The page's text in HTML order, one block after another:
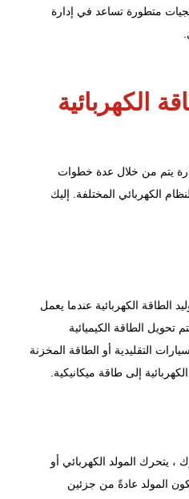
متطورة تساعد في إدارة
الكهربائية
يتم من خلال عدة خطوات
الكهربائي المختلفة. إليك
الطاقة الكهربائية عندما يعمل
تحويل الطاقة الكيميائية
التقليدية أو الطاقة المخزنة
إلى طاقة ميكانيكية.
، يتحرك المولد الكهربائي أو
المولد عادةً من جزئين